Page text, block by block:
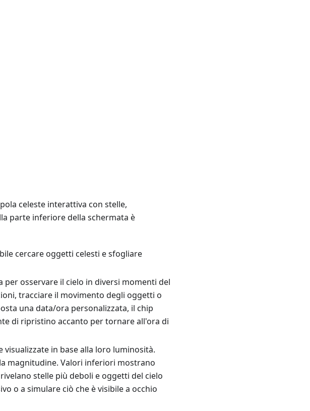
celeste interattiva con stelle,
parte inferiore della schermata è
cercare oggetti celesti e sfogliare
osservare il cielo in diversi momenti del
tracciare il movimento degli oggetti o
una data/ora personalizzata, il chip
di ripristino accanto per tornare all'ora di
in base alla loro luminosità.
magnitudine. Valori inferiori mostrano
stelle più deboli e oggetti del cielo
o a simulare ciò che è visibile a occhio